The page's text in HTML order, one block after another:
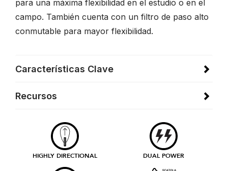
para una máxima flexibilidad en el estudio o en el
campo. También cuenta con un filtro de paso alto
conmutable para mayor flexibilidad.
Características Clave
Recursos
HIGHLY DIRECTIONAL DUAL POWER